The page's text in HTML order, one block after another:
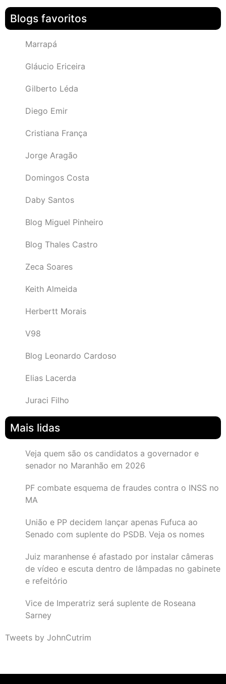
Blogs favoritos
Marrapá
Gláucio Ericeira
Gilberto Léda
Diego Emir
Cristiana França
Jorge Aragão
Domingos Costa
Daby Santos
Blog Miguel Pinheiro
Blog Thales Castro
Zeca Soares
Keith Almeida
Herbertt Morais
V98
Blog Leonardo Cardoso
Elias Lacerda
Juraci Filho
Mais lidas
Veja quem são os candidatos a governador e
senador no Maranhão em 2026
PF combate esquema de fraudes contra o INSS no
MA
União e PP decidem lançar apenas Fufuca ao
Senado com suplente do PSDB. Veja os nomes
Juiz maranhense é afastado por instalar câmeras
de vídeo e escuta dentro de lâmpadas no gabinete
e refeitório
Vice de Imperatriz será suplente de Roseana
Sarney
Tweets by JohnCutrim